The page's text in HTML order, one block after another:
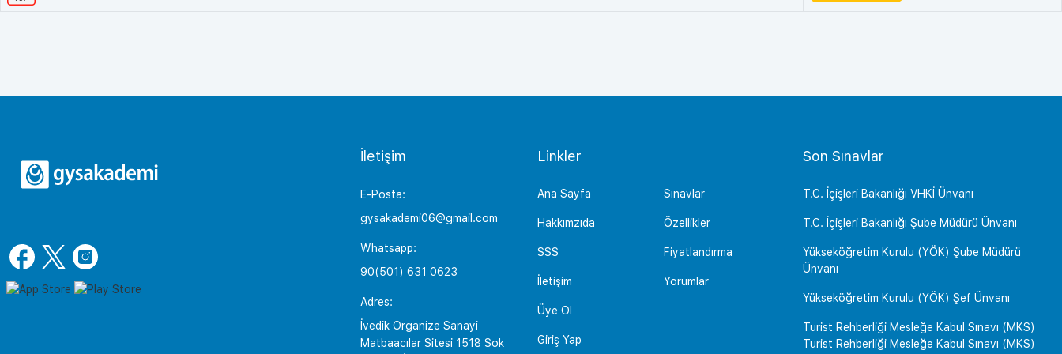
İletişim
E-Posta:
gysakademi06@gmail.com
Whatsapp:
90(501) 631 0623
Adres:
İvedik Organize Sanayi
Matbaacılar Sitesi 1518 Sok
Linkler
Ana Sayfa
Hakkımzıda
SSS
İletişim
Üye Ol
Giriş Yap
Sınavlar
Özellikler
Fiyatlandırma
Yorumlar
Son Sınavlar
T.C. İçişleri Bakanlığı VHKİ Ünvanı
T.C. İçişleri Bakanlığı Şube Müdürü Ünvanı
Yükseköğretim Kurulu (YÖK) Şube Müdürü
Ünvanı
Yükseköğretim Kurulu (YÖK) Şef Ünvanı
Turist Rehberliği Mesleğe Kabul Sınavı (MKS)
Turist Rehberliği Mesleğe Kabul Sınavı (MKS)